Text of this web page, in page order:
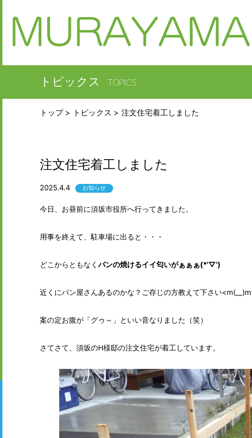
トピックス
トップ トピックス 注文住宅着工しました
注文住宅着工しました
2025.4.4 お知らせ
今日、お昼前に須坂市役所へ行ってきました。
用事を終えて、駐車場に出ると・・・
どこからともなくパンの焼けるイイ匂いがぁぁぁ(*'▽')
近くにパン屋さんあるのかな？ご存じの方教えて下さい
案の定お腹が「グゥ～」といい音なりました（笑）
さてさて、須坂のH様邸の注文住宅が着工しています。